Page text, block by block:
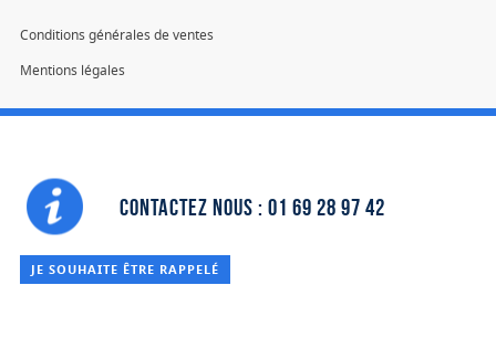
Conditions générales de ventes
Mentions légales
Devis
Contactez nous : 01 69 28 97 42
JE SOUHAITE ÊTRE RAPPELÉ